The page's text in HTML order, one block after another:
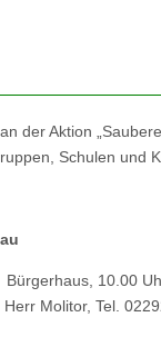
der Aktion
Schulen und
10.00
Molitor, Tel.